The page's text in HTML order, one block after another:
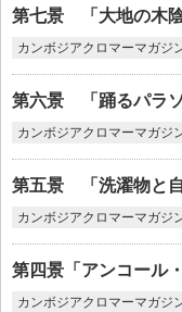
第七景 「大地の木陰
カンボジアクロマーマガジ
第六景 「踊るパラ
カンボジアクロマーマガジ
第五景 「洗濯物と自
カンボジアクロマーマガジ
第四景「アンコール
カンボジアクロマーマガジ